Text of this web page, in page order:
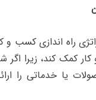
راه اندازی کسب و
کمک کند، زیرا اگر
یا خدماتی را